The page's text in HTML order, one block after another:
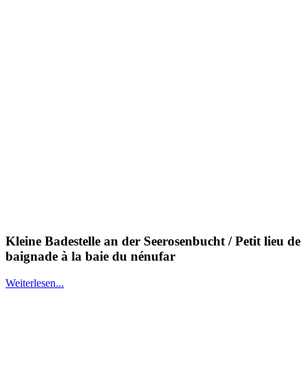
Kleine Badestelle an der Seerosenbucht / Petit lieu de
baignade à la baie du nénufar
Weiterlesen...